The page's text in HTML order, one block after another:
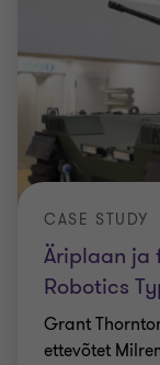
Äriplaan ja
Robotics
CASE STUDY
Grant
ettevõtet